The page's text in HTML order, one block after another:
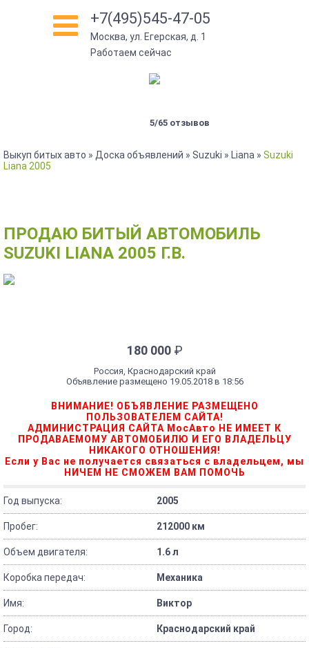
+7(495)545-47-05
Москва, ул. Егерская, д. 1
Работаем сейчас
5/65 отзывов
Выкуп битых авто » Доска объявлений » Suzuki » Liana » Suzuki
Liana 2005
ПРОДАЮ БИТЫЙ АВТОМОБИЛЬ
SUZUKI LIANA 2005 Г.В.
180 000 ₽
Россия, Краснодарский край
Объявление размещено 19.05.2018 в 18:56
ВНИМАНИЕ! ОБЪЯВЛЕНИЕ РАЗМЕЩЕНО
ПОЛЬЗОВАТЕЛЕМ САЙТА!
АДМИНИСТРАЦИЯ САЙТА МосАвто НЕ ИМЕЕТ К
ПРОДАВАЕМОМУ АВТОМОБИЛЮ И ЕГО ВЛАДЕЛЬЦУ
НИКАКОГО ОТНОШЕНИЯ!
Если у Вас не получается связаться с владельцем, мы
НИЧЕМ НЕ СМОЖЕМ ВАМ ПОМОЧЬ
Год выпуска: 2005
Пробег: 212000 км
Объем двигателя: 1.6 л
Коробка передач: Механика
Имя: Виктор
Город: Краснодарский край